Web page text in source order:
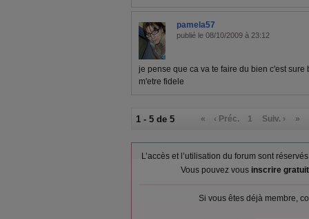
pamela57
publié le 08/10/2009 à 23:12
je pense que ca va te faire du bien c'est
m'etre fidele
1 - 5 de 5 « ‹ Préc. 1 Suiv. › »
L’accès et l’utilisation du forum sont
Vous pouvez vous inscrire
Si vous êtes déjà membre,